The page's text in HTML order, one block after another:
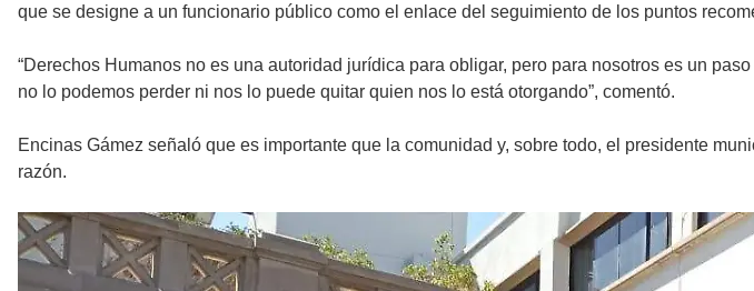
que se designe a un funcionario público como el enlace del seguimiento de los puntos
“Derechos Humanos no es una autoridad jurídica para obligar, pero para nosotros es un
no lo podemos perder ni nos lo puede quitar quien nos lo está otorgando”, comentó.
Encinas Gámez señaló que es importante que la comunidad y, sobre todo, el presidente
razón.